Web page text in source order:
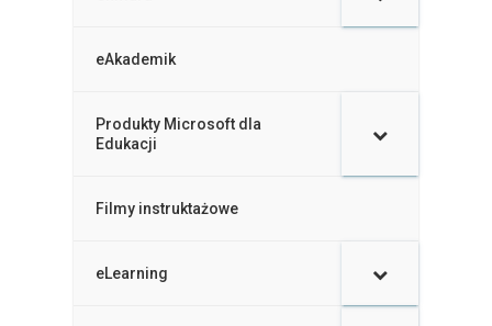
eAkademik
Produkty Microsoft dla
Edukacji
–
Filmy instruktażowe
–
eLearning
–